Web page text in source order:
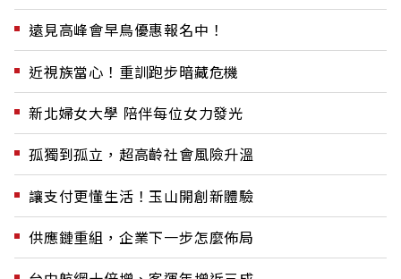
遠見高峰會早鳥優惠報名中！
近視族當心！重訓跑步暗藏危機
新北婦女大學 陪伴每位女力發光
孤獨到孤立，超高齡社會風險升溫
讓支付更懂生活！玉山開創新體驗
供應鏈重組，企業下一步怎麼佈局